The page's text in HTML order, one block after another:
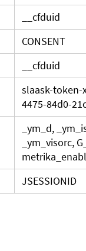
__cfduid
CONSENT
__cfduid
slaask-token-
4475-84d0-
_ym_d,
_ym_visorc,
JSESSIONID